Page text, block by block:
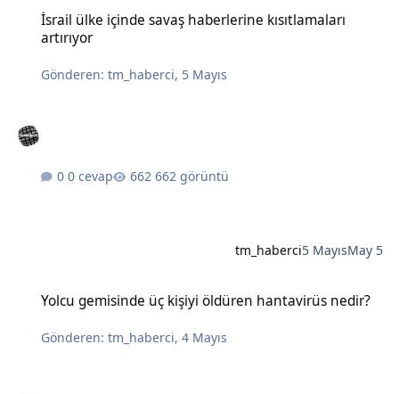
İsrail ülke içinde savaş haberlerine kısıtlamaları
artırıyor
Gönderen:tm_haberci, 5 Mayıs
0 cevap 662 görüntü
tm_haberci5 MayısMay 5
Yolcu gemisinde üç kişiyi öldüren hantavirüs nedir?
Gönderen:tm_haberci,4 Mayıs